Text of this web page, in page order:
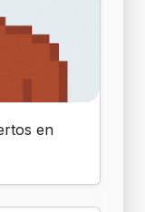
en